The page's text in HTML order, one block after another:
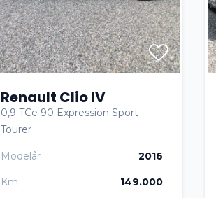
Renault Clio IV
0,9 TCe 90 Expression Sport
Tourer
Modelår 2016
Km 149.000